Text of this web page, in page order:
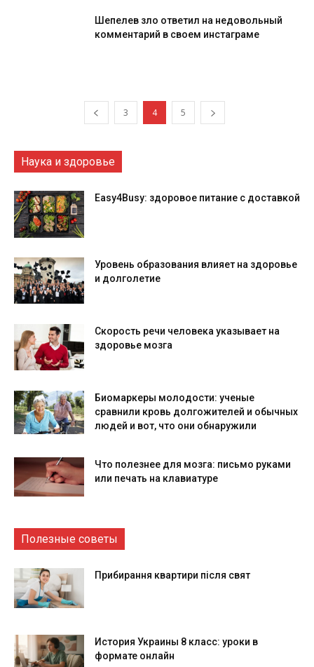
Шепелев зло ответил на недовольный
комментарий в своем инстаграме
3 4 5
Наука и здоровье
Easy4Busy: здоровое питание с доставкой
Уровень образования влияет на здоровье
и долголетие
Скорость речи человека указывает на
здоровье мозга
Биомаркеры молодости: ученые
сравнили кровь долгожителей и обычных
людей и вот, что они обнаружили
Что полезнее для мозга: письмо руками
или печать на клавиатуре
Полезные советы
Прибирання квартири після свят
История Украины 8 класс: уроки в
формате онлайн